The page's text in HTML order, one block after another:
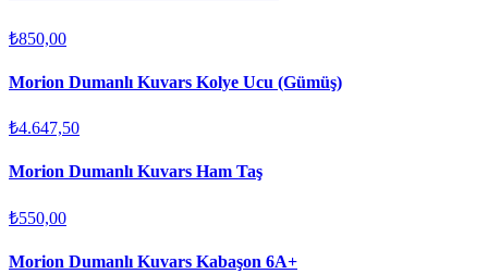
₺850,00
Morion Dumanlı Kuvars Kolye Ucu (Gümüş)
₺4.647,50
Morion Dumanlı Kuvars Ham Taş
₺550,00
Morion Dumanlı Kuvars Kabaşon 6A+